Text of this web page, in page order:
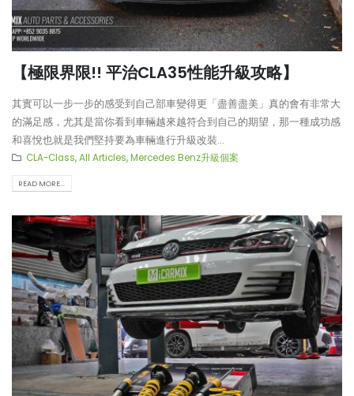
【極限界限!! 平治CLA35性能升級攻略】
其實可以一步一步的感受到自己部車變得更「盡善盡美」真的會有非常大
的滿足感，尤其是當你看到車輛越來越符合到自己的期望，那一種成功感
和喜悅也就是我們堅持要為車輛進行升級改裝...
CLA-Class,All Articles,Mercedes Benz升級個案
READ MORE...